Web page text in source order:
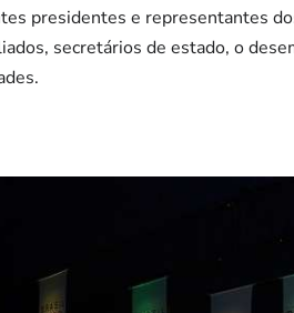
presidentes e representantes
secretários de estado, o